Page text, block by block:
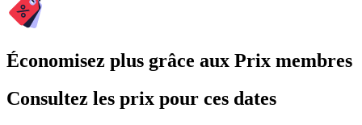
Économisez plus grâce aux Prix membres
Consultez les prix pour ces dates